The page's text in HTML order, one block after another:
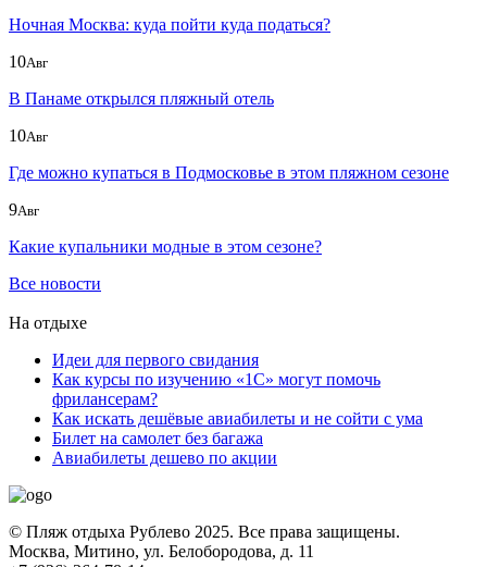
Ночная Москва: куда пойти куда податься?
10Авг
В Панаме открылся пляжный отель
10Авг
Где можно купаться в Подмосковье в этом пляжном сезоне
9Авг
Какие купальники модные в этом сезоне?
Все новости
На отдыхе
Идеи для первого свидания
Как курсы по изучению «1С» могут помочь
фрилансерам?
Как искать дешёвые авиабилеты и не сойти с ума
Билет на самолет без багажа
Авиабилеты дешево по акции
© Пляж отдыха Рублево 2025. Все права защищены.
Москва, Митино, ул. Белобородова, д. 11